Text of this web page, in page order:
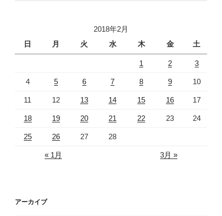
2018年2月
日
月 火 水 木 金 土
1 2 3
4 5 6 7 8 9 10
11 12 13 14 15 16 17
18 19 20 21 22 23 24
25 26 27 28
« 1月 3月 »
アーカイブ